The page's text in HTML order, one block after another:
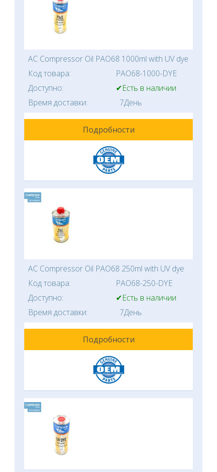
AC Compressor Oil PAO68 1000ml with UV dye
Код товара:
PAO68-1000-DYE
Доступно:
✔Есть в наличии
Время доставки:
7День
Подробности
AC Compressor Oil PAO68 250ml with UV dye
Код товара:
PAO68-250-DYE
Доступно:
✔Есть в наличии
Время доставки:
7День
Подробности